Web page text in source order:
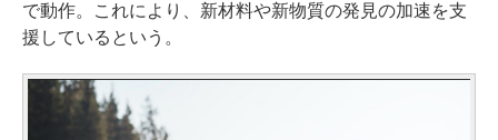
で動作。これにより、新材料や新物質の発見の加速を支
援しているという。